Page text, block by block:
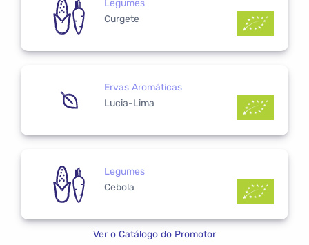
Legumes
Curgete
Ervas Aromáticas
Lucia-Lima
Legumes
Cebola
Ver o Catálogo do Promotor